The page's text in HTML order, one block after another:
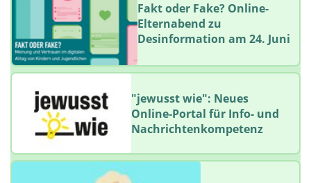
Fakt oder Fake? Online-
Elternabend zu
Desinformation am 24. Juni
"jewusst wie": Neues
Online‑Portal für Info- und
Nachrichtenkompetenz